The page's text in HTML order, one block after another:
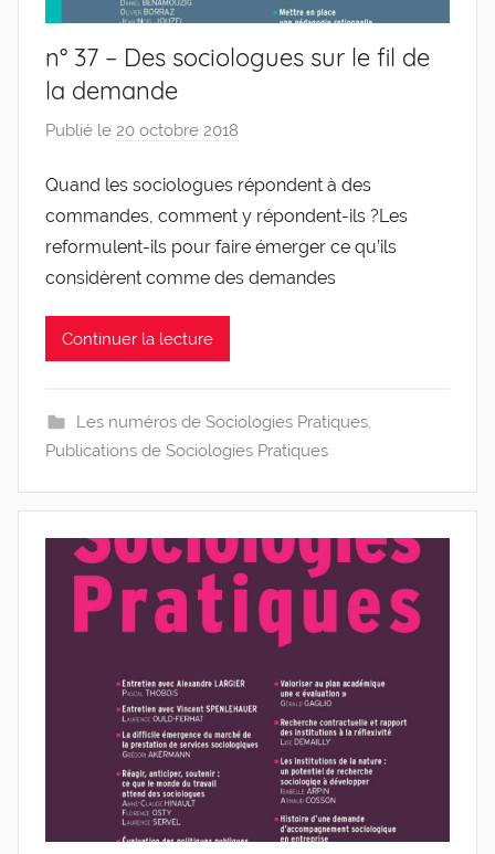
n° 37 – Des sociologues sur le fil de
la demande
Publié le 20 octobre 2018
r
g
l
e
Quand les sociologues répondent à des
commandes, comment y répondent-ils ?Les
reformulent-ils pour faire émerger ce qu’ils
considèrent comme des demandes
Continuer la lecture
Les numéros de Sociologies Pratiques,
Publications de Sociologies Pratiques